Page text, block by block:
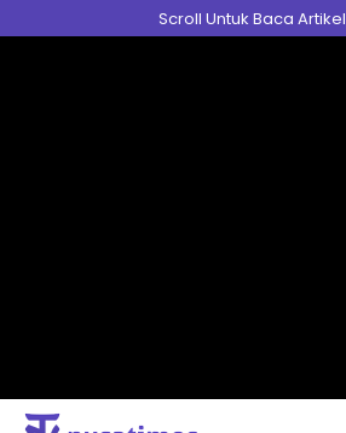
ke
Scroll Untuk Baca Artikel